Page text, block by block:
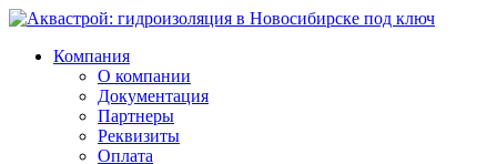
Компания
О компании
Документация
Партнеры
Реквизиты
Оплата